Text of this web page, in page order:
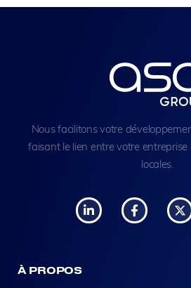
Nous facilitons votre
faisant le lien entre votre
locales.
À PROPOS